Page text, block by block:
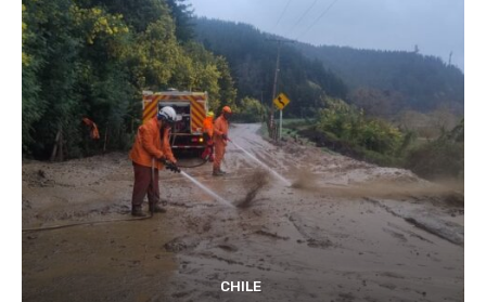
CHILE